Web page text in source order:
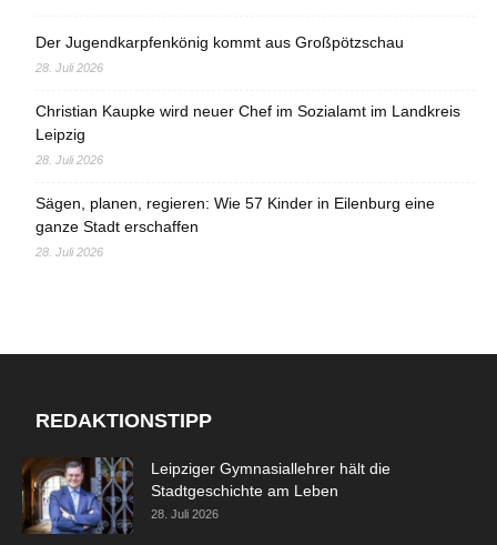
Der Jugendkarpfenkönig kommt aus Großpötzschau
28. Juli 2026
Christian Kaupke wird neuer Chef im Sozialamt im Landkreis
Leipzig
28. Juli 2026
Sägen, planen, regieren: Wie 57 Kinder in Eilenburg eine
ganze Stadt erschaffen
28. Juli 2026
REDAKTIONSTIPP
Leipziger Gymnasiallehrer hält die
Stadtgeschichte am Leben
28. Juli 2026